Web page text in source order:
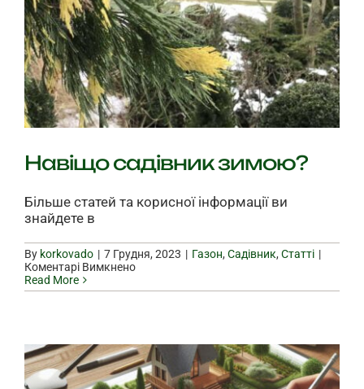
Навіщо садівник зимою?
Більше статей та корисної інформації ви
знайдете в
By korkovado | | Газон, Садівник, Статті |
Коментарі Вимкненодо
садівник
Read More